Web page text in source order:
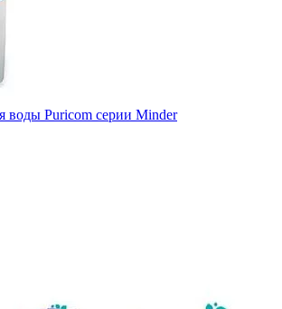
воды Puricom серии Minder